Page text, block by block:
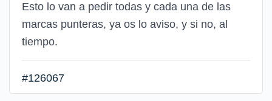
Esto lo van a pedir todas y cada una de las
marcas punteras, ya os lo aviso, y si no, al
tiempo.
#126067